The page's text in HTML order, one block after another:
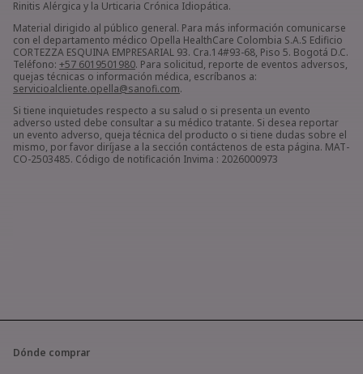
Rinitis Alérgica y la Urticaria Crónica Idiopática.
Material dirigido al público general. Para más información comunicarse
con el departamento médico Opella HealthCare Colombia S.A.S Edificio
CORTEZZA ESQUINA EMPRESARIAL 93. Cra.14#93-68, Piso 5. Bogotá D.C.
Teléfono: +57 6019501980. Para solicitud, reporte de eventos adversos,
quejas técnicas o información médica, escríbanos a:
servicioalcliente.opella@sanofi.com.
Si tiene inquietudes respecto a su salud o si presenta un evento
adverso usted debe consultar a su médico tratante. Si desea reportar
un evento adverso, queja técnica del producto o si tiene dudas sobre el
mismo, por favor diríjase a la sección contáctenos de esta página. MAT-
CO-2503485. Código de notificación Invima : 2026000973
Dónde comprar